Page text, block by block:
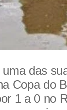
das
Copa do
1 a 0 no